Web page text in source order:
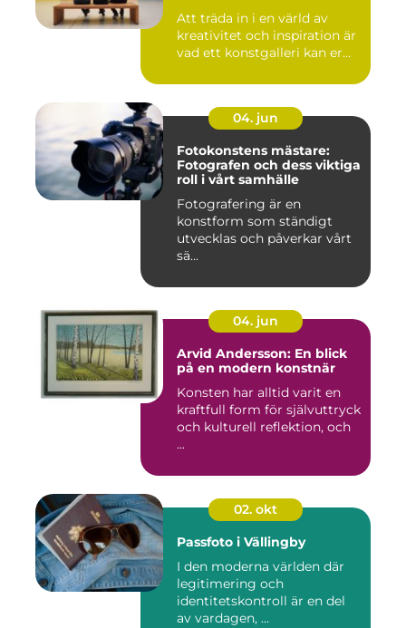
Att träda in i en värld av
kreativitet och inspiration är
vad ett konstgalleri kan er...
04. jun
Fotokonstens mästare:
Fotografen och dess viktiga
roll i vårt samhälle
Fotografering är en
konstform som ständigt
utvecklas och påverkar vårt
sä...
04. jun
Arvid Andersson: En blick
på en modern konstnär
Konsten har alltid varit en
kraftfull form för självuttryck
och kulturell reflektion, och
...
02. okt
Passfoto i Vällingby
I den moderna världen där
legitimering och
identitetskontroll är en del
av vardagen, ...